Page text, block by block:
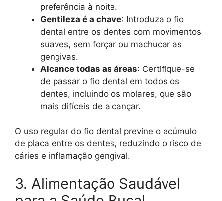
preferência à noite.
Gentileza é a chave: Introduza o fio
dental entre os dentes com movimentos
suaves, sem forçar ou machucar as
gengivas.
Alcance todas as áreas: Certifique-se
de passar o fio dental em todos os
dentes, incluindo os molares, que são
mais difíceis de alcançar.
O uso regular do fio dental previne o acúmulo
de placa entre os dentes, reduzindo o risco de
cáries e inflamação gengival.
3. Alimentação Saudável